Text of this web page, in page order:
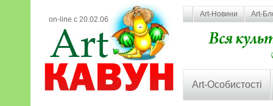
on-line с 20.02.06
Art-Новини Art-
Art-Особистості